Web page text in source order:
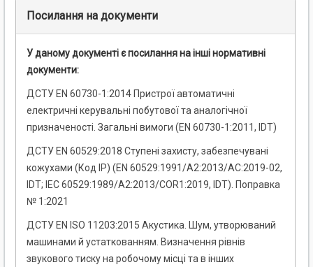
Посилання на документи
У даному документі є посилання на інші нормативні
документи:
ДСТУ EN 60730-1:2014 Пристрої автоматичні
електричні керувальні побутової та аналогічної
призначеності. Загальні вимоги (EN 60730-1:2011, IDT)
ДСТУ EN 60529:2018 Ступені захисту, забезпечувані
кожухами (Код ІР) (EN 60529:1991/A2:2013/AC:2019-02,
IDT; IEC 60529:1989/A2:2013/COR1:2019, IDT). Поправка
№ 1:2021
ДСТУ EN ISO 11203:2015 Акустика. Шум, утворюваний
машинами й устаткованням. Визначення рівнів
звукового тиску на робочому місці та в інших